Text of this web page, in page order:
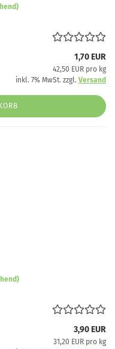
1,70 EUR
42,50 EUR pro kg
inkl. 7% MwSt. zzgl. Versand
3,90 EUR
31,20 EUR pro kg